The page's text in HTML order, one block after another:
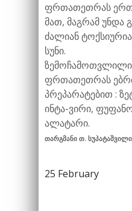
ფრთათეთრას
მათ, მაგრამ უნდა
ძალიან
სუნი.
ფრთათეთრას
პრეპარატებით :
ინტა-ვირი,
ალატარი.
თარგმანი თ.
25 February